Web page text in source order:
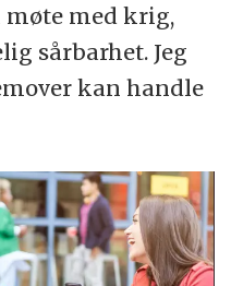
med krig,
sårbarhet. Jeg
kan handle